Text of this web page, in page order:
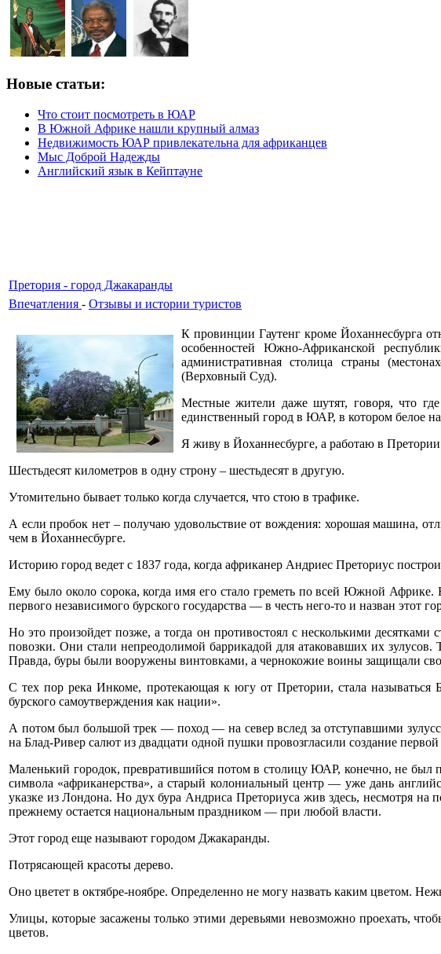
Новые статьи:
Что стоит посмотреть в ЮАР
В Южной Африке нашли крупный алмаз
Недвижимость ЮАР привлекательна для африканцев
Мыс Доброй Надежды
Английский язык в Кейптауне
Претория - город Джакаранды
Впечатления - Отзывы и истории туристов
К провинции Гаутенг кроме Йоханнесбурга
особенностей Южно-Африканской
административная столица страны
(Верховный Суд).
Местные жители даже шутят, говоря, что
единственный город в ЮАР, в котором белое
Я живу в Йоханнесбурге, а работаю в
Шестьдесят километров в одну строну – шестьдесят в другую.
Утомительно бывает только когда случается, что стою в трафике.
А если пробок нет – получаю удовольствие от вождения: хорошая машина,
чем в Йоханнесбурге.
Историю город ведет с 1837 года, когда африканер Андриес Преториус
Ему было около сорока, когда имя его стало греметь по всей Южной
первого независимого бурского государства — в честь него-то и назван этот
Но это произойдет позже, а тогда он противостоял с несколькими
повозки. Они стали непреодолимой баррикадой для атаковавших их
Правда, буры были вооружены винтовками, а чернокожие воины защищали
С тех пор река Инкоме, протекающая к югу от Претории, стала
бурского самоутверждения как нации».
А потом был большой трек — поход — на север вслед за отступавшими
на Блад-Ривер салют из двадцати одной пушки провозгласили создание
Маленький городок, превратившийся потом в столицу ЮАР, конечно, не
символа «африканерства», а старый колониальный центр — уже дань
указке из Лондона. Но дух бура Андриса Преториуса жив здесь, несмотря на
прежнему остается национальным праздником — при любой власти.
Этот город еще называют городом Джакаранды.
Потрясающей красоты дерево.
Оно цветет в октябре-ноябре. Определенно не могу назвать каким цветом.
Улицы, которые засажены только этими деревьями невозможно проехать,
цветов.